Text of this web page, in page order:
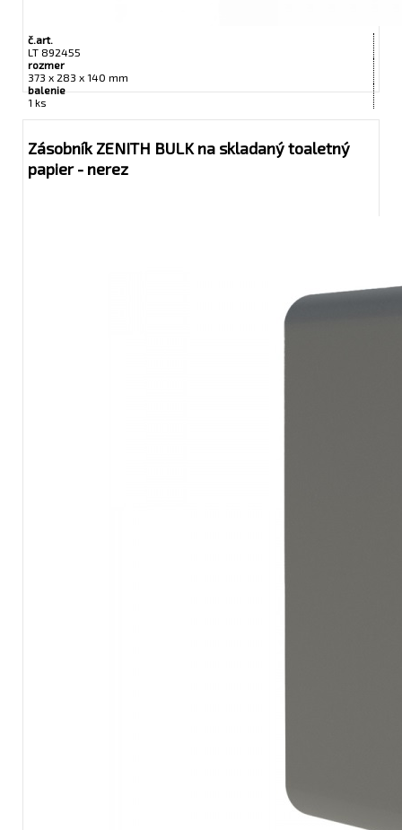
č.art.
LT 892455
rozmer
373 x 283 x 140 mm
balenie
1 ks
Zásobník ZENITH BULK na skladaný toaletný
papier - nerez